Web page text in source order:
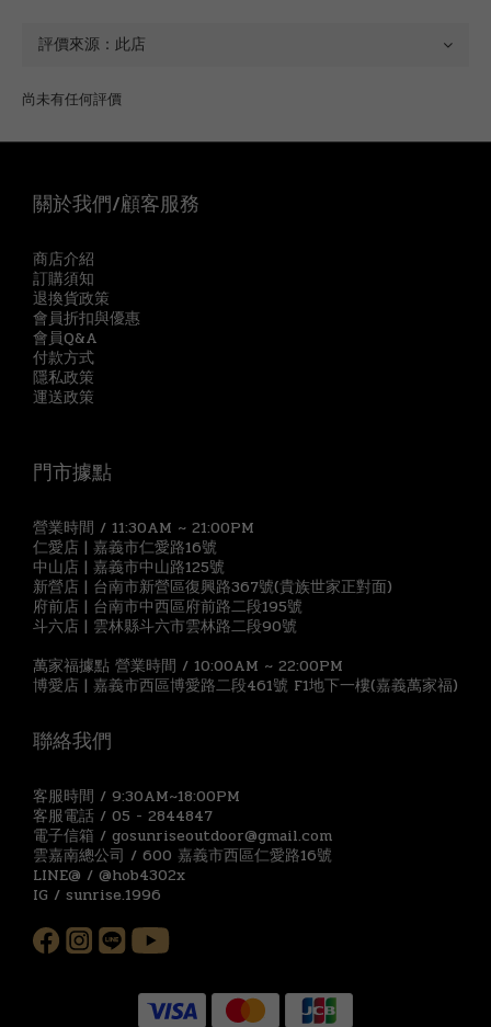
尚未有任何評價
關於我們/顧客服務
商店介紹
訂購須知
退換貨政策
會員折扣與優惠
會員Q&A
付款方式
隱私政策
運送政策
門市據點
營業時間 / 11:30AM ~ 21:00PM
仁愛店 | 嘉義市仁愛路16號
中山店 | 嘉義市中山路125號
新營店 | 台南市新營區復興路367號(貴族世家正對面)
府前店 | 台南市中西區府前路二段195號
斗六店 | 雲林縣斗六市雲林路二段90號
萬家福據點 營業時間 / 10:00AM ~ 22:00PM
博愛店 | 嘉義市西區博愛路二段461號 F1地下一樓(嘉義萬家福)
聯絡我們
客服時間 / 9:30AM~18:00PM
客服電話 / 05 - 2844847
電子信箱 / gosunriseoutdoor@gmail.com
雲嘉南總公司 / 600 嘉義市西區仁愛路16號
LINE@ / @hob4302x
IG / sunrise.1996